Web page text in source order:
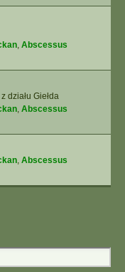
, Abscessus
działu Giełda
, Abscessus
, Abscessus